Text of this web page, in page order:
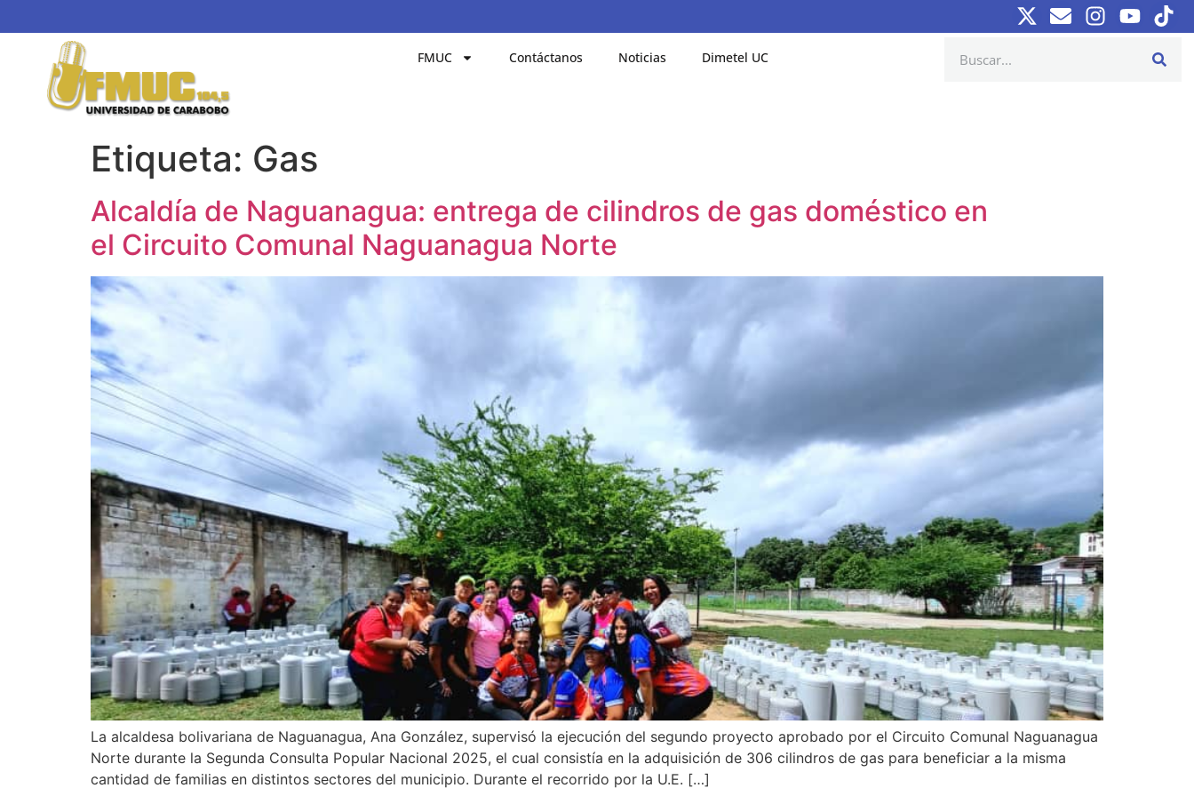
FMUC Contáctanos Noticias Dimetel UC
Etiqueta: Gas
Alcaldía de Naguanagua: entrega de cilindros de gas doméstico en
el Circuito Comunal Naguanagua Norte
La alcaldesa bolivariana de Naguanagua, Ana González, supervisó la ejecución del segundo proyecto aprobado por el Circuito Comunal Naguanagua
Norte durante la Segunda Consulta Popular Nacional 2025, el cual consistía en la adquisición de 306 cilindros de gas para beneficiar a la misma
cantidad de familias en distintos sectores del municipio. Durante el recorrido por la U.E. […]